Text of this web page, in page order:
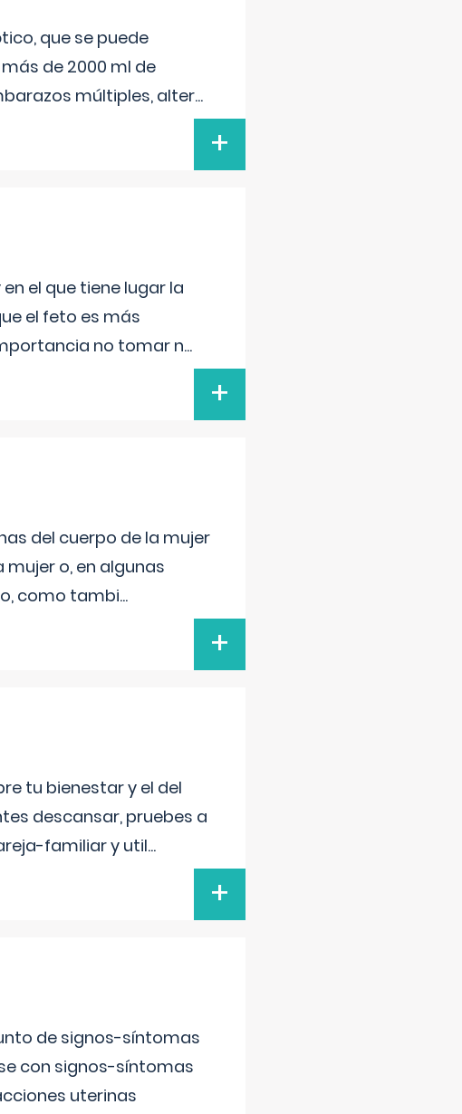
que se puede
de 2000 ml de
múltiples, alter...
+
el que tiene lugar la
el feto es más
no tomar n...
+
del cuerpo de la mujer
o, en algunas
como tambi...
+
tu bienestar y el del
descansar, pruebes a
familiar y util...
+
de signos-síntomas
con signos-síntomas
uterinas